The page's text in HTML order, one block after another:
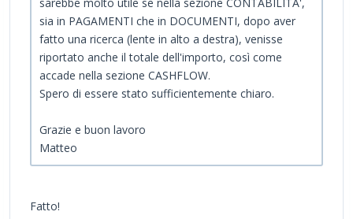
sia in PAGAMENTI che in DOCUMENTI, dopo aver
fatto una ricerca (lente in alto a destra), venisse
riportato anche il totale dell'importo, così come
accade nella sezione CASHFLOW.
Spero di essere stato sufficientemente chiaro.
Grazie e buon lavoro
Matteo
Fatto!